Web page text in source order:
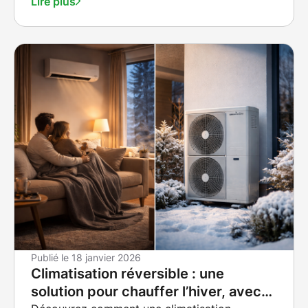
s'impose chaque année. Cette maintenance consiste
à inspecter les connexions frigorifiques, nettoyer les
échangeurs et vérifier minutieusement le niveau de
réfrigérant. L'entretien régulier garantit que votre
équipement reste opérationnel et performant. Les
professionnels de REDSKY ENERGIE proposent des
contrats de maintenance adaptés à vos besoins. Nos
techniciens interviennent à la période optimale,
généralement au printemps, pour préparer votre
système avant la saison de forte sollicitation. Cette
approche préventive vous offre la tranquillité d'esprit
d'un équipement fiable quand vous en avez le plus
besoin. Choisir le bon partenaire pour votre projet
Face à l'importance de l'installation et de l'entretien,
comment identifier le professionnel qui saura
répondre à vos attentes ? Plusieurs critères vous
guident dans cette décision importante pour la
réussite de votre projet. Les certifications constituent
Publié le 18 janvier 2026
Climatisation réversible : une
solution pour chauffer l’hiver, avec